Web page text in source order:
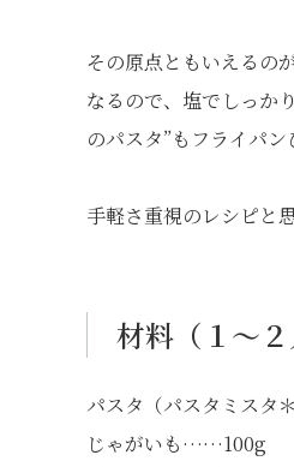
その原点ともいえるの
なるので、塩でしっか
のパスタ”もフライパン
手軽さ重視のレシピと
材料（１〜２
パスタ（パスタミス
じゃがいも……100g